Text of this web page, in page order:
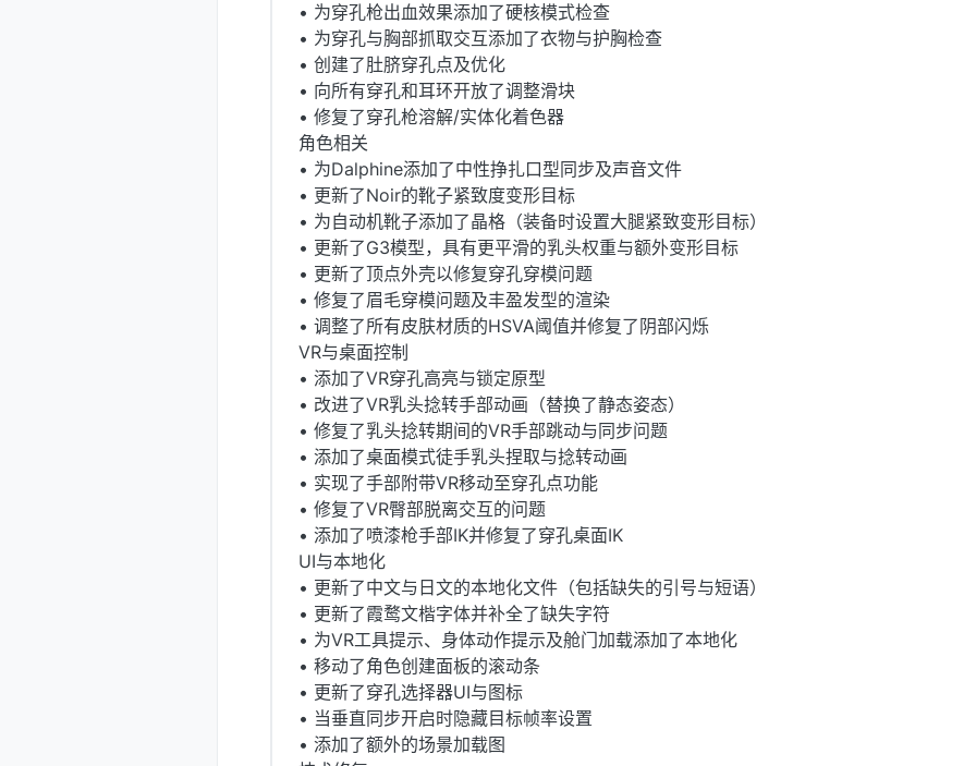
• 为穿孔枪出血效果添加了硬核模式检查
• 为穿孔与胸部抓取交互添加了衣物与护胸检查
• 创建了肚脐穿孔点及优化
• 向所有穿孔和耳环开放了调整滑块
• 修复了穿孔枪溶解/实体化着色器
角色相关
• 为Dalphine添加了中性挣扎口型同步及声音文件
• 更新了Noir的靴子紧致度变形目标
• 为自动机靴子添加了晶格（装备时设置大腿紧致变形目标）
• 更新了G3模型，具有更平滑的乳头权重与额外变形目标
• 更新了顶点外壳以修复穿孔穿模问题
• 修复了眉毛穿模问题及丰盈发型的渲染
• 调整了所有皮肤材质的HSVA阈值并修复了阴部闪烁
VR与桌面控制
• 添加了VR穿孔高亮与锁定原型
• 改进了VR乳头捻转手部动画（替换了静态姿态）
• 修复了乳头捻转期间的VR手部跳动与同步问题
• 添加了桌面模式徒手乳头捏取与捻转动画
• 实现了手部附带VR移动至穿孔点功能
• 修复了VR臀部脱离交互的问题
• 添加了喷漆枪手部IK并修复了穿孔桌面IK
UI与本地化
• 更新了中文与日文的本地化文件（包括缺失的引号与短语）
• 更新了霞鹜文楷字体并补全了缺失字符
• 为VR工具提示、身体动作提示及舱门加载添加了本地化
• 移动了角色创建面板的滚动条
• 更新了穿孔选择器UI与图标
• 当垂直同步开启时隐藏目标帧率设置
• 添加了额外的场景加载图